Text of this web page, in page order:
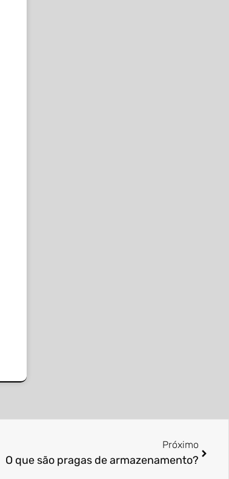
Próximo
O que são pragas de armazenamento?